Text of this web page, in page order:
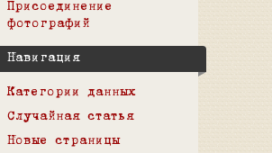
Присоединение
фотографий
Навигация
Категории данных
Случайная статья
Новые страницы